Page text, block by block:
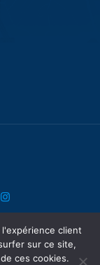
client
sur ce site,
ces cookies.